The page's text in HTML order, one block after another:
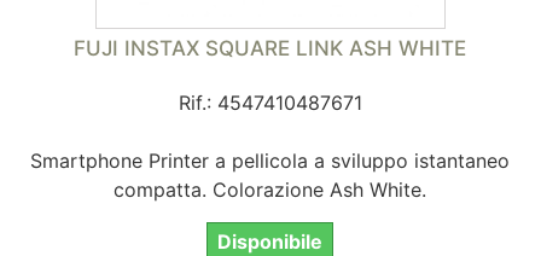
FUJI INSTAX SQUARE LINK ASH WHITE
Rif.: 4547410487671
Smartphone Printer a pellicola a sviluppo istantaneo
compatta. Colorazione Ash White.
Disponibile